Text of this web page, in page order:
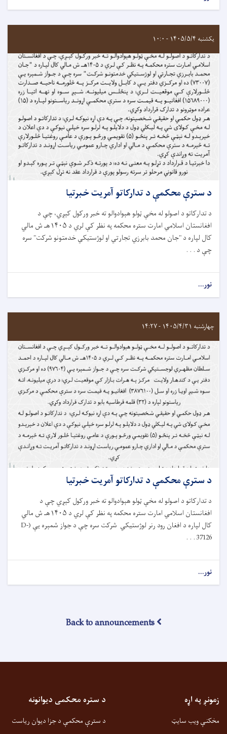
یکشنبه ۱۴۰۵/۵/۴ - ۱۰:۰
د سترې محکمې د تدارکاتو آمريت خبرتيا
د تدارکاتو د اصولو له مخې ټولو هېوادوالو ته خبر ورکول کېږي، چې د
افغانستان اسلامي امارت ستره محکمه په نظر کې لري د ۱۴۰۵هـ ش مالي
کال لپاره د "جان محمد بابرزي تجارتي او لوژستیکي خدمتونو شرکت" سره
چې د . . .
نور...
چهارشنبه ۱۴۰۵/۴/۳۱ - ۱۴:۲۷
د سترې محکمې د تدارکاتو آمريت خبرتیا
د تدارکاتو د اصولو له مخې ټولو هېوادوالو ته خبر ورکول کېږي چې د
افغانستان اسلامي امارت ستره محکمه په نظر کې لري د ۱۴۰۵هـ ش مالي
کال لپاره د افغان رود رنر لوژستیکي شرکت سره چې د جواز شمېره یې (D-
37126 . . .
نور...
Back to announcements
زمونږ په اړه
مخکنې ویب سایټ
د ستره محکمی دیوانونه
د سترې محکمې د جزا دیوان ریاست